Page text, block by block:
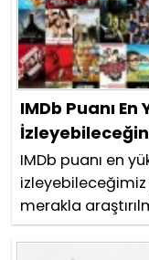
IMDb Puanı
IMDb puanı en
merakla